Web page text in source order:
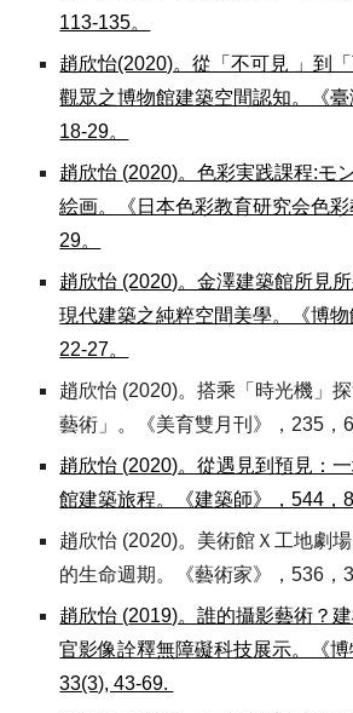
113-135。
趙欣怡(2020)。從「不可見 」到
觀眾之博物館建築空間認知。《臺
18-29。
趙欣怡 (2020)。色彩実践課程:モ
絵画。《日本色彩教育研究会色
29。
趙欣怡 (2020)。金澤建築館所見
現代建築之純粹空間美學。《博物
22-27。
趙欣怡 (2020)。搭乘「時光機」
藝術」。《美育雙月刊》，235，
趙欣怡 (2020)。從遇見到預見：
館建築旅程。《建築師》，544，
趙欣怡 (2020)。美術館Ｘ工地劇
的生命週期。《藝術家》，536，
趙欣怡 (2019)。誰的攝影藝術？
官影像詮釋無障礙科技展示。《博
33(3), 43-69.